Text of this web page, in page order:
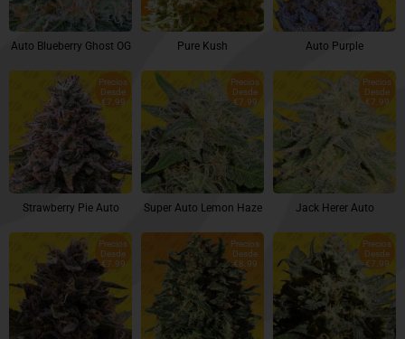
Auto Blueberry Ghost OG Pure Kush Auto Purple
Precios
Desde
€7.99
Strawberry Pie Auto
Precios
Desde
€7.99
Super Auto Lemon Haze
Precios
Desde
€7.99
Jack Herer Auto
Precios
Desde
€7.99
Precios
Desde
€8.99
Precios
Desde
€7.99